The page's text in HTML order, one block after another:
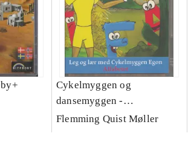
Cykelmyggen og
dansemyggen -
alfabetdyrene
Flemming Quist Møller